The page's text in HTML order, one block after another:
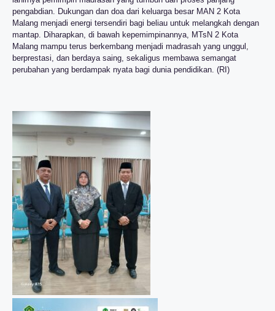
pengabdian. Dukungan dan doa dari keluarga besar MAN 2 Kota
Malang menjadi energi tersendiri bagi beliau untuk melangkah dengan
mantap. Diharapkan, di bawah kepemimpinannya, MTsN 2 Kota
Malang mampu terus berkembang menjadi madrasah yang unggul,
berprestasi, dan berdaya saing, sekaligus membawa semangat
perubahan yang berdampak nyata bagi dunia pendidikan. (RI)